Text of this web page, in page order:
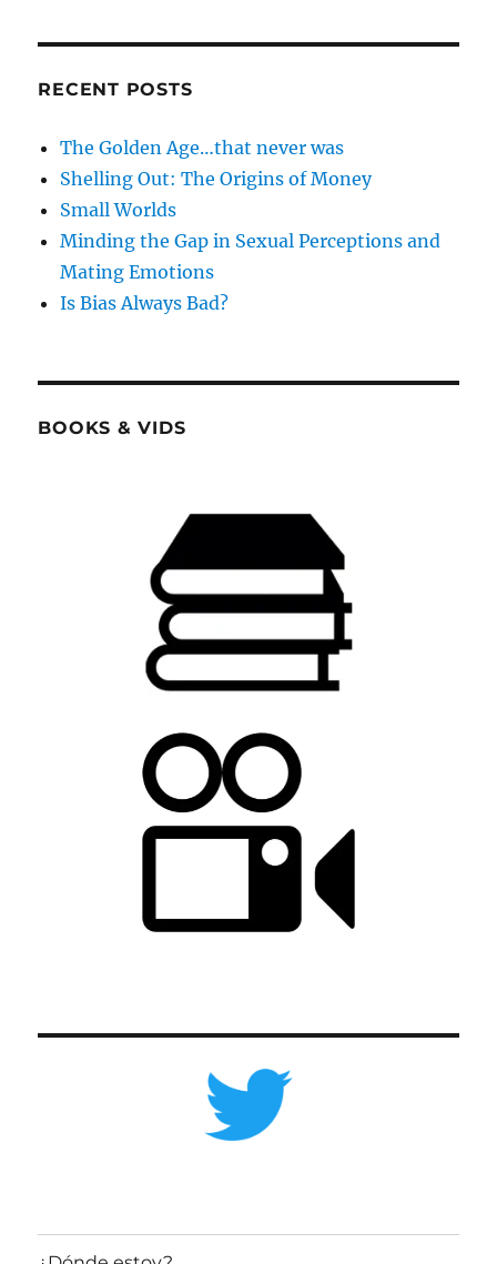
RECENT POSTS
The Golden Age…that never was
Shelling Out: The Origins of Money
Small Worlds
Minding the Gap in Sexual Perceptions and
Mating Emotions
Is Bias Always Bad?
BOOKS & VIDS